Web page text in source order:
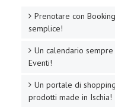
Prenotare con
semplice!
Un calendario
Eventi!
Un portale di
prodotti made in Ischia!